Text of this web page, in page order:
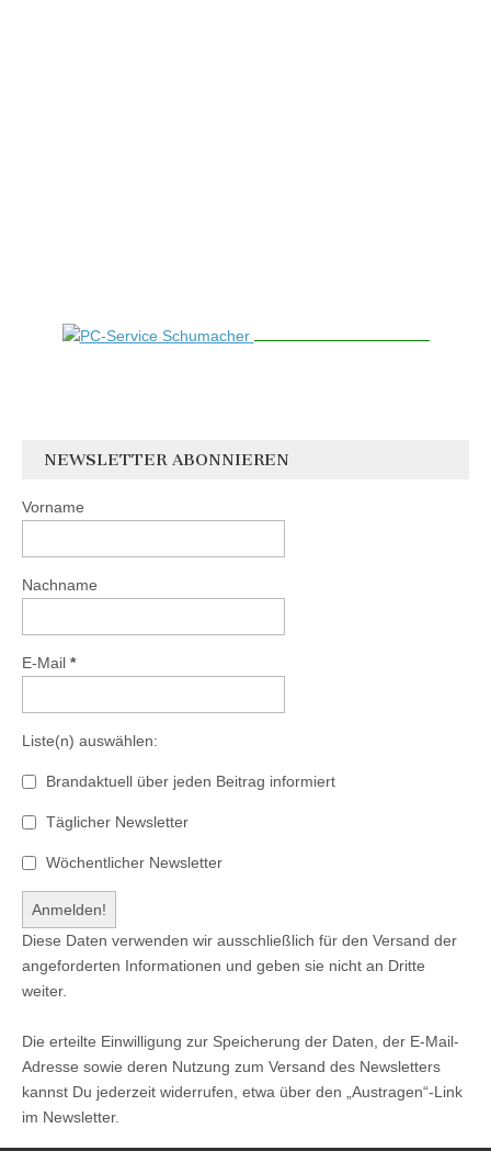
NEWSLETTER ABONNIEREN
Vorname
Nachname
E-Mail *
Liste(n) auswählen:
Brandaktuell über jeden Beitrag informiert
Täglicher Newsletter
Wöchentlicher Newsletter
Diese Daten verwenden wir ausschließlich für den Versand der
angeforderten Informationen und geben sie nicht an Dritte
weiter.
Die erteilte Einwilligung zur Speicherung der Daten, der E-Mail-
Adresse sowie deren Nutzung zum Versand des Newsletters
kannst Du jederzeit widerrufen, etwa über den „Austragen“-Link
im Newsletter.